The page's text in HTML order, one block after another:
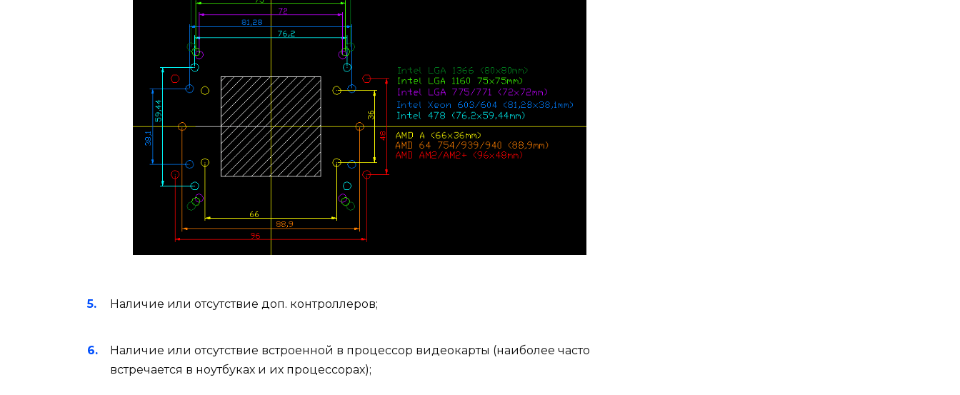
Наличие или отсутствие доп. контроллеров;
Наличие или отсутствие встроенной в процессор видеокарты (наиболее часто
встречается в ноутбуках и их процессорах);